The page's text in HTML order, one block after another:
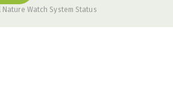
Nature Watch System Status